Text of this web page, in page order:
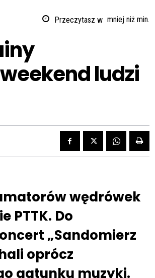
Przeczytasz w mniej niżmin.
ludzi
wędrówek
PTTK. Do
„Sandomierz
oprócz
gatunku muzyki.